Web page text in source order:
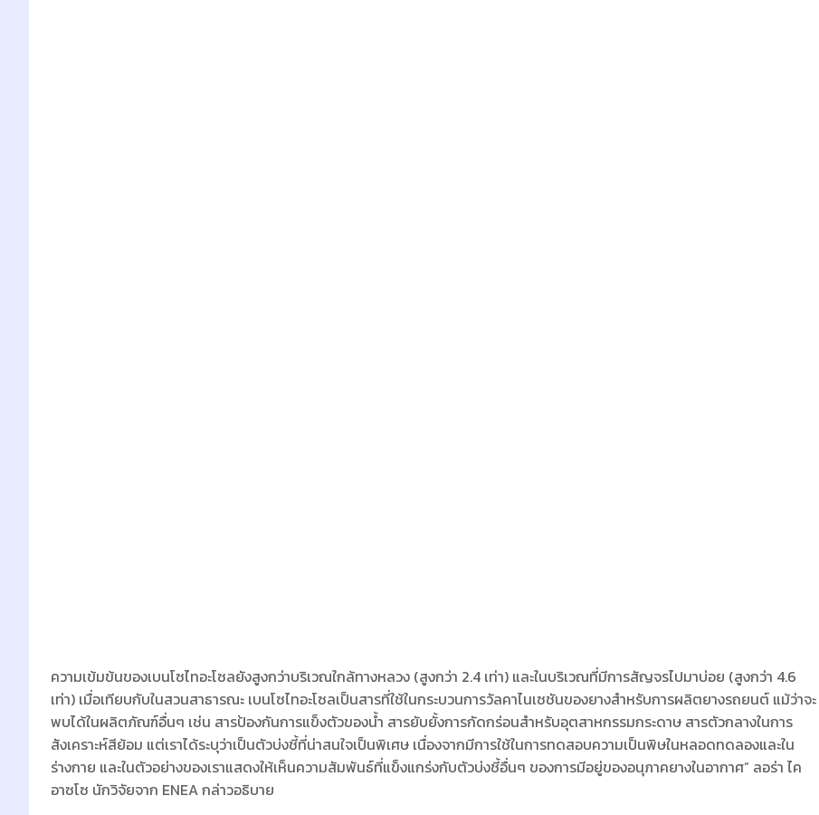
ความเข้มข้นของเบนโซไทอะโซลยังสูงกว่าบริเวณใกล้ทางหลวง (สูงกว่า 2.4 เท่า) และในบริเวณที่มีการสัญจรไปมาบ่อย (สูงกว่า 4.6
เท่า) เมื่อเทียบกับในสวนสาธารณะ เบนโซไทอะโซลเป็นสารที่ใช้ในกระบวนการวัลคาไนเซชันของยางสำหรับการผลิตยางรถยนต์ แม้ว่าจะ
พบได้ในผลิตภัณฑ์อื่นๆ เช่น สารป้องกันการแข็งตัวของน้ำ สารยับยั้งการกัดกร่อนสำหรับอุตสาหกรรมกระดาษ สารตัวกลางในการ
สังเคราะห์สีย้อม แต่เราได้ระบุว่าเป็นตัวบ่งชี้ที่น่าสนใจเป็นพิเศษ เนื่องจากมีการใช้ในการทดสอบความเป็นพิษในหลอดทดลองและใน
ร่างกาย และในตัวอย่างของเราแสดงให้เห็นความสัมพันธ์ที่แข็งแกร่งกับตัวบ่งชี้อื่นๆ ของการมีอยู่ของอนุภาคยางในอากาศ” ลอร่า ไค
อาซโซ นักวิจัยจาก ENEA กล่าวอธิบาย